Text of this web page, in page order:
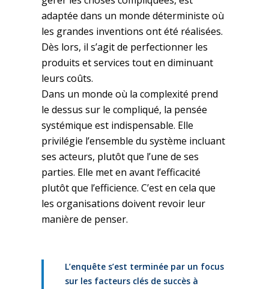
adaptée dans un monde déterministe où
les grandes inventions ont été réalisées.
Dès lors, il s’agit de perfectionner les
produits et services tout en diminuant
leurs coûts.
Dans un monde où la complexité prend
le dessus sur le compliqué, la pensée
systémique est indispensable. Elle
privilégie l’ensemble du système incluant
ses acteurs, plutôt que l’une de ses
parties. Elle met en avant l’efficacité
plutôt que l’efficience. C’est en cela que
les organisations doivent revoir leur
manière de penser.
L’enquête s’est terminée par un focus
sur les facteurs clés de succès à